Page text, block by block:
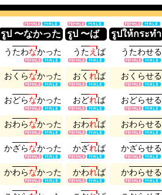
รูป 〜なかった รูป 〜ば รูปให้กระทำ
う たわなかった う たえば う たわせる
お く らなかった お く れば お く らせる
おどらなかった おどれば おどらせる
おわらなかった おわれば おわらせる
かざらなかった かざれば かざらせる
かわらなかった かわれば かわらせる